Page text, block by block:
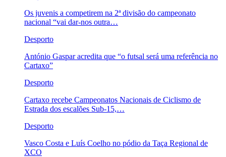
Os juvenis a competirem na 2ª divisão do campeonato
nacional “vai dar-nos outra…
Desporto
António Gaspar acredita que “o futsal será uma referência no
Cartaxo”
Desporto
Cartaxo recebe Campeonatos Nacionais de Ciclismo de
Estrada dos escalões Sub-15,…
Desporto
Vasco Costa e Luís Coelho no pódio da Taça Regional de
XCO